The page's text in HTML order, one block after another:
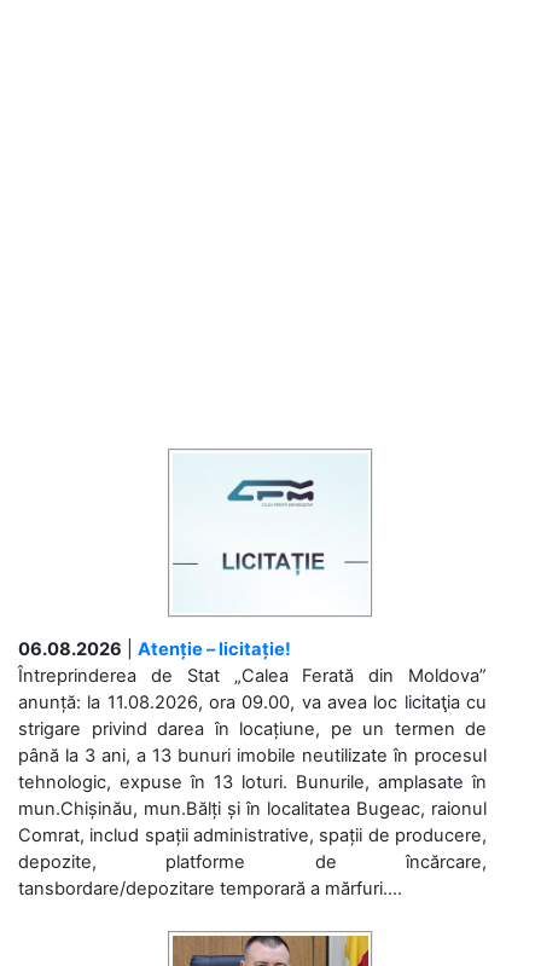
06.08.2026
Atenție – licitație!
Întreprinderea de Stat „Calea Ferată din Moldova”
anunță: la 11.08.2026, ora 09.00, va avea loc licitaţia cu
strigare privind darea în locațiune, pe un termen de
până la 3 ani, a 13 bunuri imobile neutilizate în procesul
tehnologic, expuse în 13 loturi. Bunurile, amplasate în
mun.Chișinău, mun.Bălți și în localitatea Bugeac, raionul
Comrat, includ spații administrative, spații de producere,
depozite, platforme de încărcare,
tansbordare/depozitare temporară a mărfuri....